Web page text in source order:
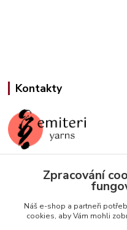
Kontakty
Jana Slámová
+420 608 507
info@emiteriyarns.cz
Zpracování
Náš e-shop a partneři
cookies, aby Vám mohli